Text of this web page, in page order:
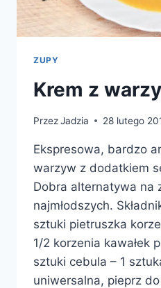
ZUPY
Krem z
PrzezJadzia 28 lutego
Ekspresowa, bardzo
warzyw z dodatkiem
Dobra alternatywa na
najmłodszych.
sztuki pietruszka
1/2 korzenia kawałek
sztuki cebula – 1
uniwersalna, pieprz